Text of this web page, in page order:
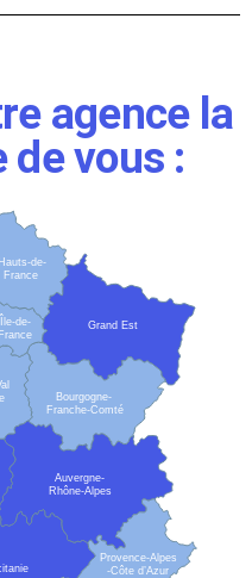
agence la
de vous :
Grand Est
Auvergne-
Rhône-Alpes
Bourgogne-
Franche-Comté
Île-de-
Hauts-de-
France
Provence-Alpes
-Côte d’Azur